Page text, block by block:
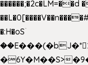
������;�2c�LM=��d
�:H�oSۤ
�6Y�M��S>